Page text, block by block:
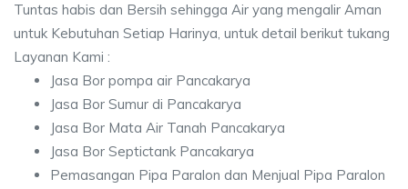
Tuntas habis dan Bersih sehingga Air yang mengalir Aman
untuk Kebutuhan Setiap Harinya, untuk detail berikut tukang
Layanan Kami :
Jasa Bor pompa air Pancakarya
Jasa Bor Sumur di Pancakarya
Jasa Bor Mata Air Tanah Pancakarya
Jasa Bor Septictank Pancakarya
Pemasangan Pipa Paralon dan Menjual Pipa Paralon